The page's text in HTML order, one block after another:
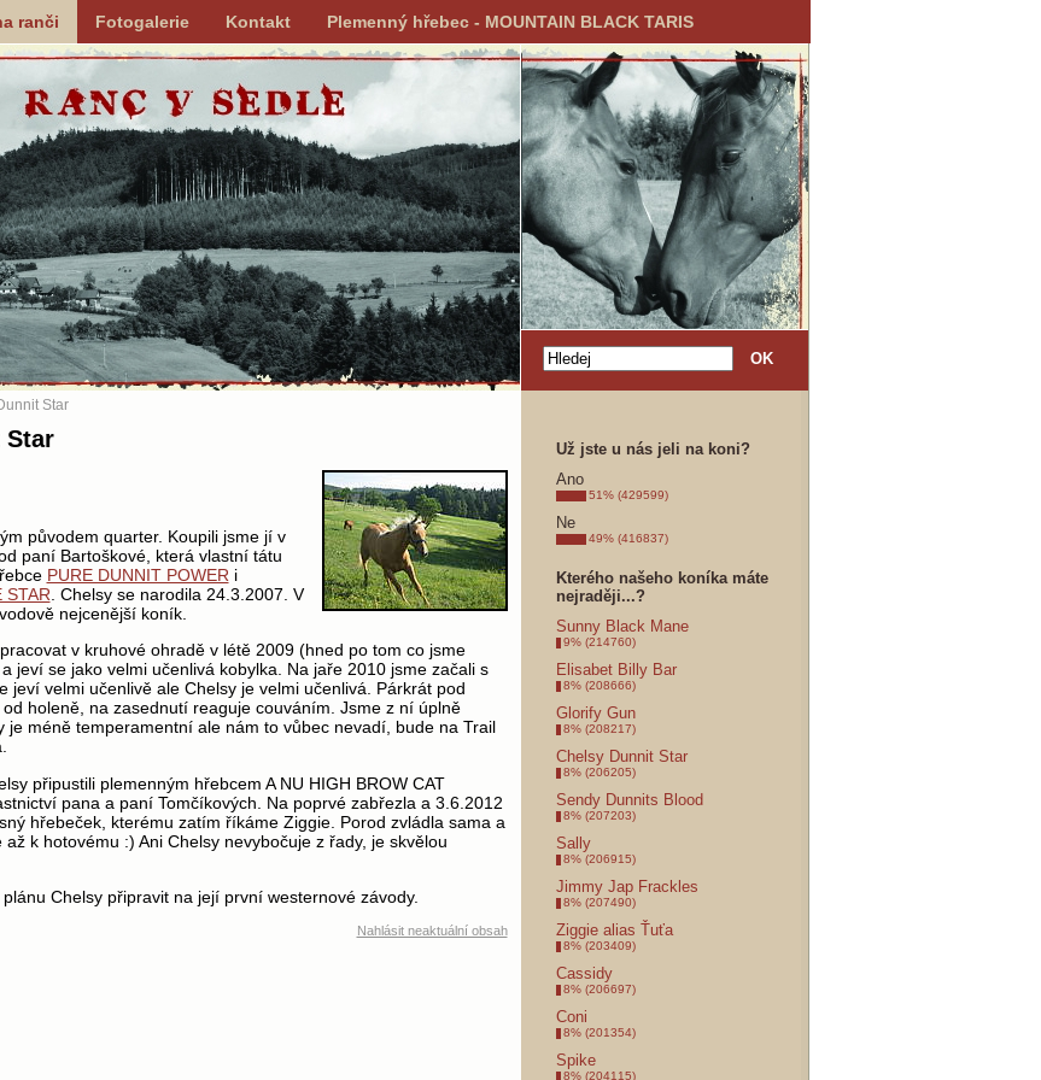
ranči Fotogalerie Kontakt Plemenný hřebec - MOUNTAIN BLACK TARIS
Star
Star
původem quarter. Koupili jsme jí v
paní Bartoškové, která vlastní tátu
PURE DUNNIT POWER i
STAR . Chelsy se narodila 24.3.2007. V
nejcenější koník.
v kruhové ohradě v létě 2009 (hned po tom co jsme
jeví se jako velmi učenlivá kobylka. Na jaře 2010 jsme začali s
jeví velmi učenlivě ale Chelsy je velmi učenlivá. Párkrát pod
holeně, na zasednutí reaguje couváním. Jsme z ní úplně
je méně temperamentní ale nám to vůbec nevadí, bude na Trail
připustili plemenným hřebcem A NU HIGH BROW CAT
pana a paní Tomčíkových. Na poprvé zabřezla a 3.6.2012
hřebeček, kterému zatím říkáme Ziggie. Porod zvládla sama a
k hotovému :) Ani Chelsy nevybočuje z řady, je skvělou
Chelsy připravit na její první westernové závody.
Nahlásit neaktuální obsah
Už jste u nás jeli na koni?
Ano
51% (429599)
Ne
49% (416837)
Kterého našeho koníka máte
nejraději...?
Sunny Black Mane
9% (214760)
Elisabet Billy Bar
8% (208666)
Glorify Gun
8% (208217)
Chelsy Dunnit Star
8% (206205)
Sendy Dunnits Blood
8% (207203)
Sally
8% (206915)
Jimmy Jap Frackles
8% (207490)
Ziggie alias Ťuťa
8% (203409)
Cassidy
8% (206697)
Coni
8% (201354)
Spike
8% (204115)